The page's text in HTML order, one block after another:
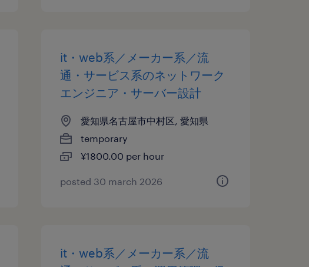
it・web系／メーカー系／流
通・サービス系のネットワーク
エンジニア・サーバー設計
愛知県名古屋市中村区, 愛知県
temporary
¥1800.00 per hour
posted 30 march 2026
it・web系／メーカー系／流